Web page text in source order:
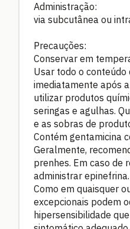
Administração:
via subcutânea ou
Precauções:
Conservar em
Usar todo o conteúdo
imediatamente após
utilizar produtos
seringas e agulhas.
e as sobras de
Contém gentamicina
Geralmente,
prenhes. Em caso de
administrar epinefrina.
Como em quaisquer
excepcionais podem
hipersensibilidade